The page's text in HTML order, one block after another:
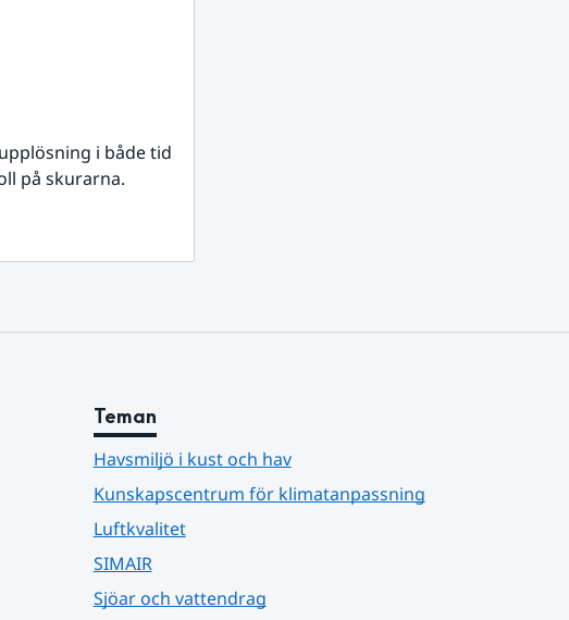
i både tid
på skurarna.
Teman
Havsmiljö i kust och hav
Kunskapscentrum för klimatanpassning
Luftkvalitet
SIMAIR
Sjöar och vattendrag